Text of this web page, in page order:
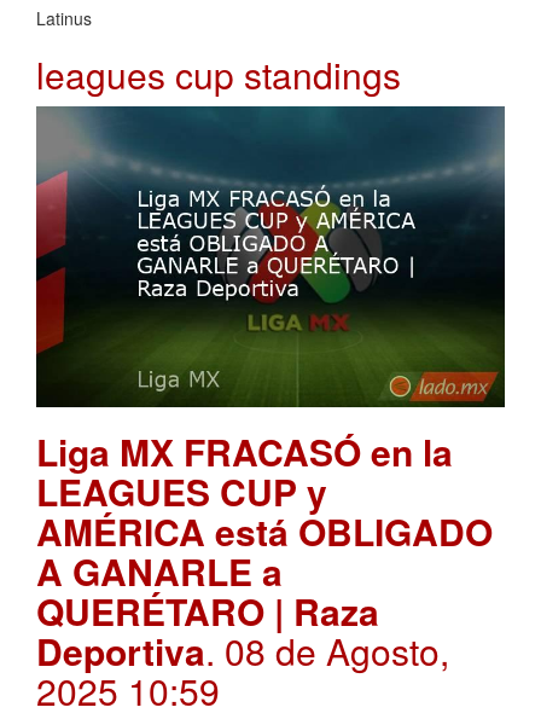
Latinus
leagues cup standings
Liga MX FRACASÓ en la
LEAGUES CUP y
AMÉRICA está OBLIGADO
A GANARLE a
QUERÉTARO | Raza
Deportiva. 08 de Agosto,
2025 10:59